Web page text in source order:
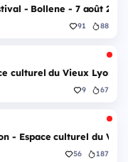
- Bollene - 7 août 2026
91 88
culturel du Vieux Lyon -
9 67
- Espace culturel du
56 187